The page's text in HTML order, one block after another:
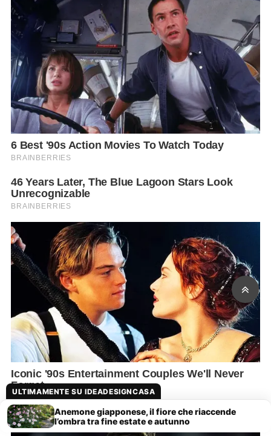
ULTIMAMENTE SU IDEADESIGNCASA
Anemone giapponese, il fiore che riaccende
l’ombra tra fine estate e autunno